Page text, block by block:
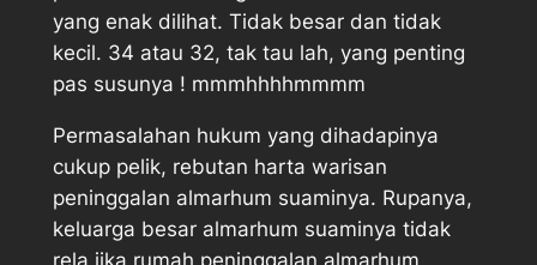
yang enak dilihat. Tidak besar dan tidak
kecil. 34 atau 32, tak tau lah, yang penting
pas susunya ! mmmhhhhmmmm
Permasalahan hukum yang dihadapinya
cukup pelik, rebutan harta warisan
peninggalan almarhum suaminya. Rupanya,
keluarga besar almarhum suaminya tidak
rela jika rumah peninggalan almarhum